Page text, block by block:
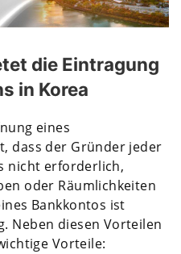
die Eintragung
in Korea
eines
dass der Gründer jeder
nicht erforderlich,
oder Räumlichkeiten
Bankkontos ist
Neben diesen Vorteilen
Vorteile: